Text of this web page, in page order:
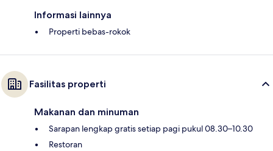
Informasi lainnya
Properti bebas-rokok
Fasilitas properti
Makanan dan minuman
Sarapan lengkap gratis setiap pagi pukul 08.30–10.30
Restoran